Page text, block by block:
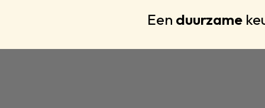
Een duurzame